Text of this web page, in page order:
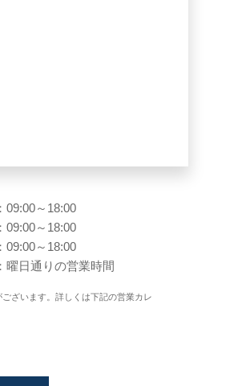
09:00～18:00
09:00～18:00
：09:00～18:00
：曜日通りの営業時間
ざいます。詳しくは下記の営業カレ